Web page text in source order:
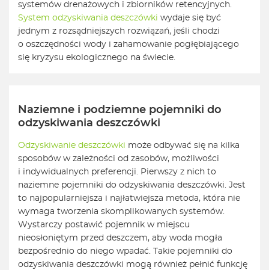
systemów drenażowych i zbiorników retencyjnych.
System odzyskiwania deszczówki wydaje się być
jednym z rozsądniejszych rozwiązań, jeśli chodzi
o oszczędności wody i zahamowanie pogłębiającego
się kryzysu ekologicznego na świecie.
Naziemne i podziemne pojemniki do
odzyskiwania deszczówki
Odzyskiwanie deszczówki może odbywać się na kilka
sposobów w zależności od zasobów, możliwości
i indywidualnych preferencji. Pierwszy z nich to
naziemne pojemniki do odzyskiwania deszczówki. Jest
to najpopularniejsza i najłatwiejsza metoda, która nie
wymaga tworzenia skomplikowanych systemów.
Wystarczy postawić pojemnik w miejscu
nieosłoniętym przed deszczem, aby woda mogła
bezpośrednio do niego wpadać. Takie pojemniki do
odzyskiwania deszczówki mogą również pełnić funkcję